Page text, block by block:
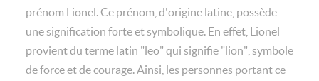
prénom Lionel. Ce prénom, d'origine latine, possède
une signification forte et symbolique. En effet, Lionel
provient du terme latin "leo" qui signifie "lion", symbole
de force et de courage. Ainsi, les personnes portant ce